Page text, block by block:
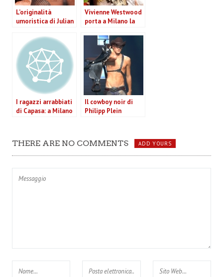
L’originalità
umoristica di Julian
Vivienne Westwood
porta a Milano la
climatica con la
collezione A/I 2013-
14 (VIDEO)
I ragazzi arrabbiati
di Capasa: a Milano
Costume National
Il cowboy noir di
Philipp Plein
THERE ARE NO COMMENTS ADD YOURS